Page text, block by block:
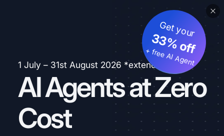
1 July – 31st August 2026 *extended
AI Agents at Zero
Cost
Get your
33% off
+ free AI Agent